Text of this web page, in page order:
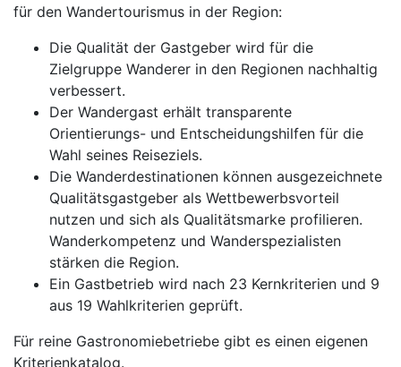
für den Wandertourismus in der Region:
Die Qualität der Gastgeber wird für die
Zielgruppe Wanderer in den Regionen nachhaltig
verbessert.
Der Wandergast erhält transparente
Orientierungs- und Entscheidungshilfen für die
Wahl seines Reiseziels.
Die Wanderdestinationen können ausgezeichnete
Qualitätsgastgeber als Wettbewerbsvorteil
nutzen und sich als Qualitätsmarke profilieren.
Wanderkompetenz und Wanderspezialisten
stärken die Region.
Ein Gastbetrieb wird nach 23 Kernkriterien und 9
aus 19 Wahlkriterien geprüft.
Für reine Gastronomiebetriebe gibt es einen eigenen
Kriterienkatalog.